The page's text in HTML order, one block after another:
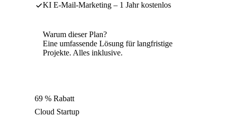
KI E-Mail-Marketing – 1 Jahr kostenlos
Warum dieser Plan?
Eine umfassende Lösung für langfristige
Projekte. Alles inklusive.
69 % Rabatt
Cloud Startup